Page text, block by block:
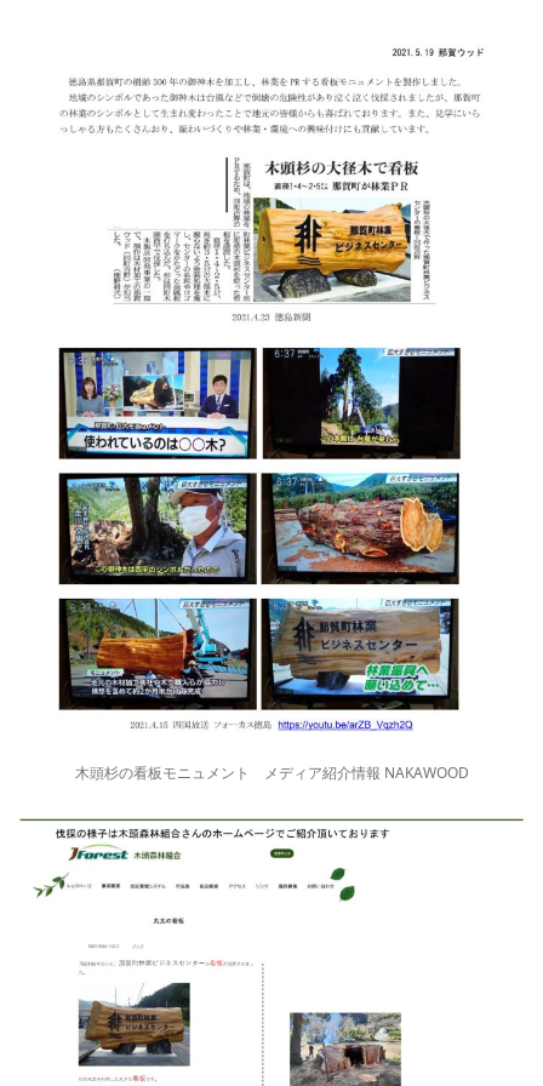
木頭杉の看板モニュメント メディア紹介情報 NAKAWOOD